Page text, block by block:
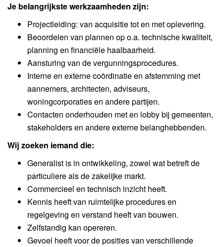
Je belangrijkste werkzaamheden zijn:
Projectleiding: van acquisitie tot en met oplevering.
Beoordelen van plannen op o.a. technische kwaliteit,
planning en financiële haalbaarheid.
Aansturing van de vergunningsprocedures.
Interne en externe coördinatie en afstemming met
aannemers, architecten, adviseurs,
woningcorporaties en andere partijen.
Contacten onderhouden met en lobby bij gemeenten,
stakeholders en andere externe belanghebbenden.
Wij zoeken iemand die:
Generalist is in ontwikkeling, zowel wat betreft de
particuliere als de zakelijke markt.
Commercieel en technisch inzicht heeft.
Kennis heeft van ruimtelijke procedures en
regelgeving en verstand heeft van bouwen.
Zelfstandig kan opereren.
Gevoel heeft voor de posities van verschillende